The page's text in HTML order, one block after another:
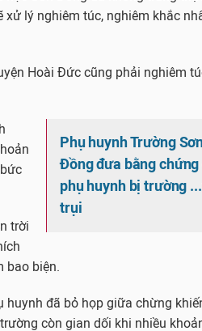
lý nghiêm túc, nghiêm khắc
Hoài Đức cũng phải nghiêm
Phụ huynh Trường
Đồng đưa bằng chứng
phụ huynh bị trường
trụi
trời
biện.
đã bỏ họp giữa chừng
còn gian dối khi nhiều